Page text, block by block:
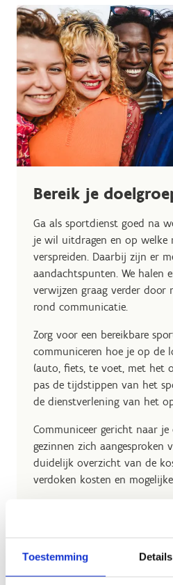
Toestemming Details
Bereik je
Ga als sportdienst goed na
je wil uitdragen en op welke
verspreiden. Daarbij zijn er
aandachtspunten. We halen
verwijzen graag verder door
rond communicatie.
Zorg voor een bereikbare
communiceren hoe je op de
(auto, fiets, te voet, met het
pas de tijdstippen van het
de dienstverlening van het
Communiceer gericht naar
gezinnen zich aangesproken
duidelijk overzicht van de
verdoken kosten en
communicatie bereiken?
meest gezicht zijn om hen te
OCMW, de buurtwerking, het